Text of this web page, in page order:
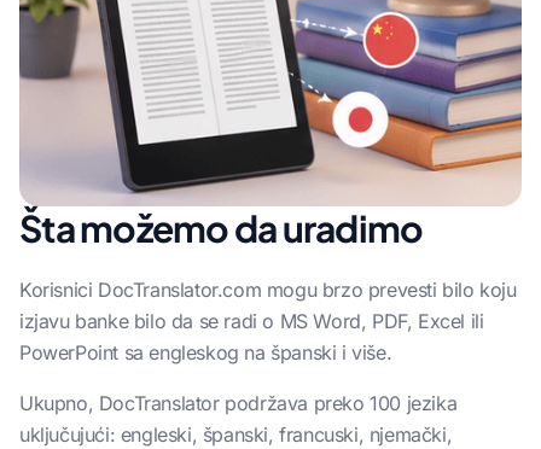
Šta možemo da uradimo
Korisnici DocTranslator.com mogu brzo prevesti bilo koju
izjavu banke bilo da se radi o MS Word, PDF, Excel ili
PowerPoint sa engleskog na španski i više.
Ukupno, DocTranslator podržava preko 100 jezika
uključujući: engleski, španski, francuski, njemački,